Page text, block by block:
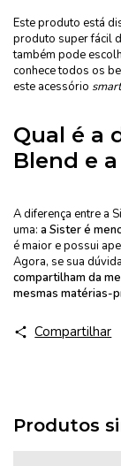
Este produto está
produto super fácil
também pode
conhece todos os
este acessório smart
Qual é a
Blend e
A diferença entre a
uma: a Sister é
é maior e possui
Agora, se sua
compartilham da
mesmas matérias-
Compartilhar
Produtos